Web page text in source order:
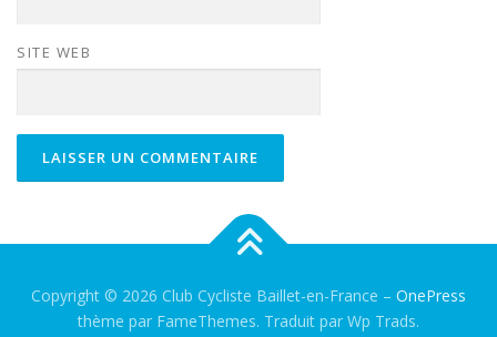
SITE WEB
Copyright © 2026 Club Cycliste Baillet-en-France – OnePress
thème par FameThemes. Traduit par Wp Trads.